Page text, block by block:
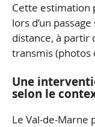
Cette estimation
lors d’un
distance, à partir
transmis (photos
Une
selon le
Le Val-de-Marne